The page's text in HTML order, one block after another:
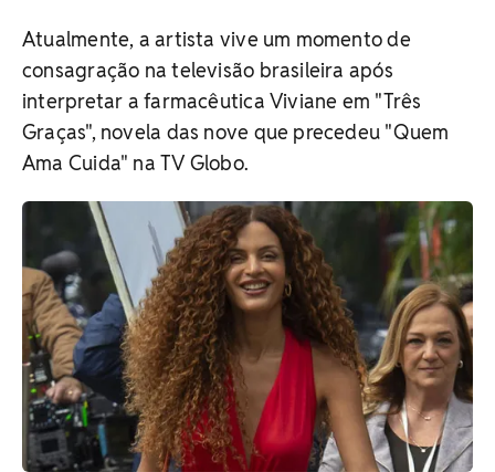
Atualmente, a artista vive um momento de
consagração na televisão brasileira após
interpretar a farmacêutica Viviane em "Três
Graças", novela das nove que precedeu "Quem
Ama Cuida" na TV Globo.